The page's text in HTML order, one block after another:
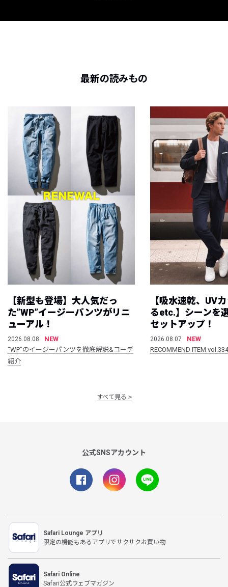
最新の読みもの
【新型も登場】大人気だっ
た”WP”イージーパンツがリニ
ューアル！
2026.08.08
NEW
“WP”のイージーパンツを徹底解説&コーデ
紹介
【吸水速乾、UV
るetc.】シーンを
セットアップ！
2026.08.07
NEW
RECOMMEND ITEM vol.334
すべて見る
公式SNSアカウント
Safari Lounge アプリ
限定の機能もあるアプリでサクサクお買い物
Safari Online
Safari公式ウェブマガジン